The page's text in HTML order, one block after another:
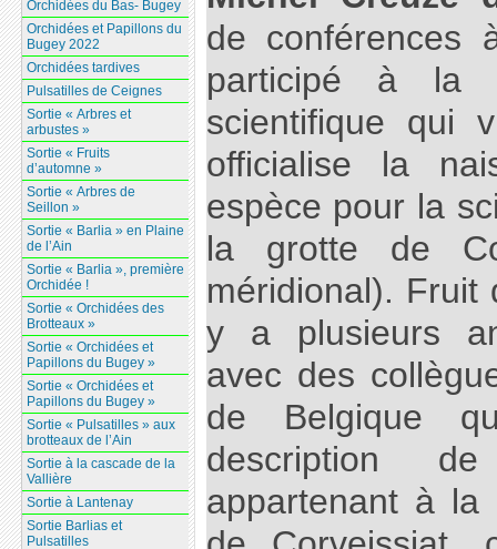
de conférences
participé à la
scientifique qui
officialise la
espèce pour la
la grotte de
méridional). Fruit
y a plusieurs
avec des
de Belgique
description
appartenant à la
Orchidées du Bas- Bugey
Orchidées et Papillons du
Bugey 2022
Orchidées tardives
Pulsatilles de Ceignes
Sortie « Arbres et
arbustes »
Sortie « Fruits
d’automne »
Sortie « Arbres de
Seillon »
Sortie « Barlia » en Plaine
de l’Ain
Sortie « Barlia », première
Orchidée !
Sortie « Orchidées des
Brotteaux »
Sortie « Orchidées et
Papillons du Bugey »
Sortie « Orchidées et
Papillons du Bugey »
Sortie « Pulsatilles » aux
brotteaux de l’Ain
Sortie à la cascade de la
Vallière
Sortie à Lantenay
Sortie Barlias et
Pulsatilles